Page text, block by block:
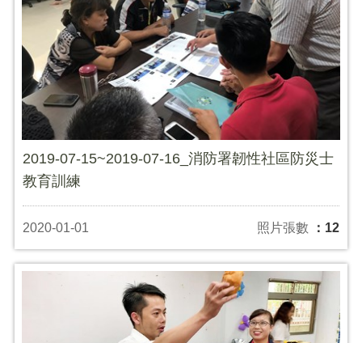
2019-07-15~2019-07-16_消防署韌性社區防災士
教育訓練
2020-01-01 照片張數 ：12